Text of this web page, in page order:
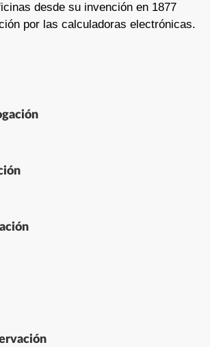
desde su invención en 1877
por las calculadoras electrónicas.